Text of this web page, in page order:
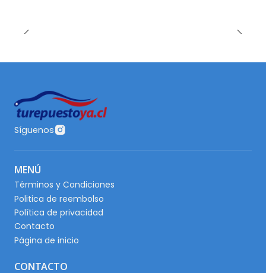
Síguenos
MENÚ
Términos y Condiciones
Politica de reembolso
Política de privacidad
Contacto
Página de inicio
CONTACTO